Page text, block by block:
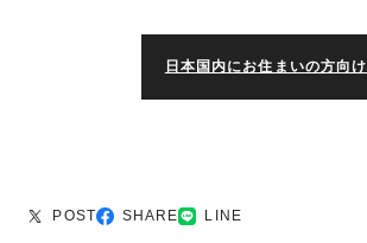
日本国内にお住まいの方向け
POST SHARE LINE